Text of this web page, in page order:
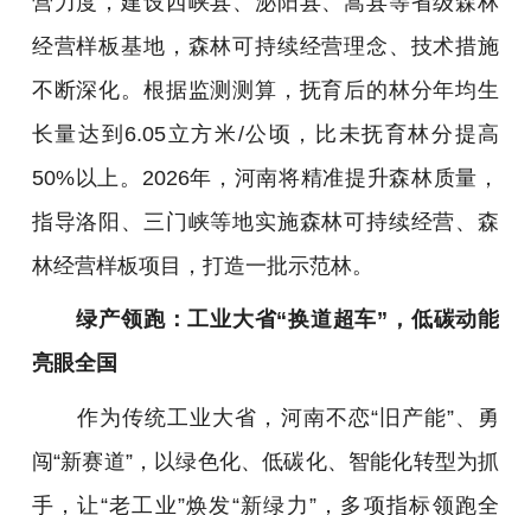
经营样板基地，森林可持续经营理念、技术措施
不断深化。根据监测测算，抚育后的林分年均生
长量达到6.05立方米/公顷，比未抚育林分提高
50%以上。2026年，河南将精准提升森林质量，
指导洛阳、三门峡等地实施森林可持续经营、森
林经营样板项目，打造一批示范林。
绿产领跑：工业大省“换道超车”，低碳动能
亮眼全国
作为传统工业大省，河南不恋“旧产能”、勇
闯“新赛道”，以绿色化、低碳化、智能化转型为抓
手，让“老工业”焕发“新绿力”，多项指标领跑全